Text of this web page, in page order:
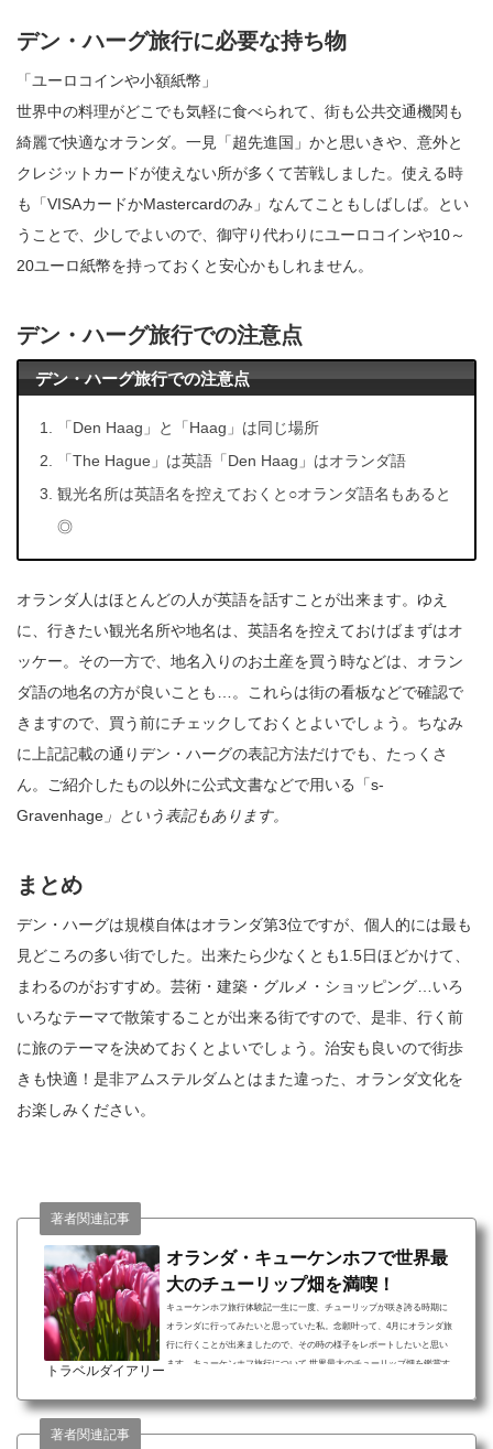
デン・ハーグ旅行に必要な持ち物
「ユーロコインや小額紙幣」
世界中の料理がどこでも気軽に食べられて、街も公共交通機関も
綺麗で快適なオランダ。一見「超先進国」かと思いきや、意外と
クレジットカードが使えない所が多くて苦戦しました。使える時
も「VISAカードかMastercardのみ」なんてこともしばしば。とい
うことで、少しでよいので、御守り代わりにユーロコインや10～
20ユーロ紙幣を持っておくと安心かもしれません。
デン・ハーグ旅行での注意点
デン・ハーグ旅行での注意点
「Den Haag」と「Haag」は同じ場所
「The Hague」は英語「Den Haag」はオランダ語
観光名所は英語名を控えておくと○オランダ語名もあると
◎
オランダ人はほとんどの人が英語を話すことが出来ます。ゆえ
に、行きたい観光名所や地名は、英語名を控えておけばまずはオ
ッケー。その一方で、地名入りのお土産を買う時などは、オラン
ダ語の地名の方が良いことも…。これらは街の看板などで確認で
きますので、買う前にチェックしておくとよいでしょう。ちなみ
に上記記載の通りデン・ハーグの表記方法だけでも、たっくさ
ん。ご紹介したもの以外に公式文書などで用いる「s-
Gravenhage 」という表記もあります。
まとめ
デン・ハーグは規模自体はオランダ第3位ですが、個人的には最も
見どころの多い街でした。出来たら少なくとも1.5日ほどかけて、
まわるのがおすすめ。芸術・建築・グルメ・ショッピング…いろ
いろなテーマで散策することが出来る街ですので、是非、行く前
に旅のテーマを決めておくとよいでしょう。治安も良いので街歩
きも快適！是非アムステルダムとはまた違った、オランダ文化を
お楽しみください。
オランダ・キューケンホフで世界最
大のチューリップ畑を満喫！
キューケンホフ旅行体験記一生に一度、チューリップが咲き誇る時期に
オランダに行ってみたいと思っていた私。念願叶って、4月にオランダ旅
行に行くことが出来ましたので、その時の様子をレポートしたいと思い
ます。キューケンホフ旅行について 世界最大のチューリップ畑を鑑賞す
る点 開園時期はわずか3か月！超レアなスポットに足を運べる点キュー
トラベルダイアリー
著者関連記事
著者関連記事